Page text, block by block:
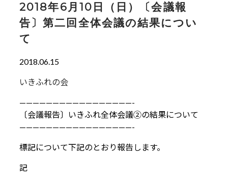
2018年6月10日（日）〔会議報
告〕第二回全体会議の結果につい
て
2018.06.15
いきふれの会
—————————————————-
〔会議報告〕いきふれ全体会議②の結果について
—————————————————-
標記について下記のとおり報告します。
記